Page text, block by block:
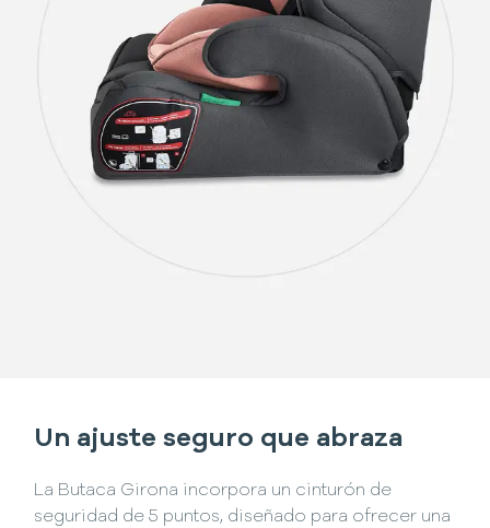
Un ajuste seguro que abraza
La Butaca Girona incorpora un cinturón de
seguridad de 5 puntos, diseñado para ofrecer una